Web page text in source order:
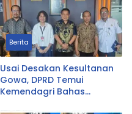
Berita
Usai Desakan Kesultanan
Gowa, DPRD Temui
Kemendagri Bahas